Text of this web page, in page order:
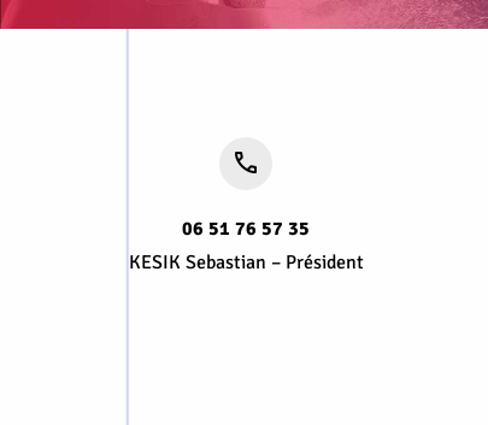
06 51 76 57 35
KESIK Sebastian – Président